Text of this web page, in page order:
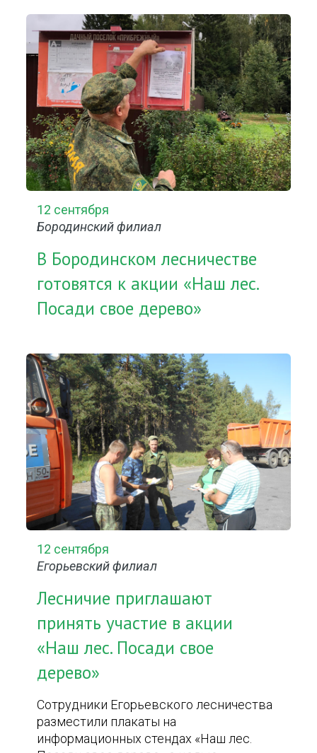
12 сентября
Бородинский филиал
В Бородинском лесничестве
готовятся к акции «Наш лес.
Посади свое дерево»
12 сентября
Егорьевский филиал
Лесничие приглашают
принять участие в акции
«Наш лес. Посади свое
дерево»
Сотрудники Егорьевского лесничества
разместили плакаты на
информационных стендах «Наш лес.